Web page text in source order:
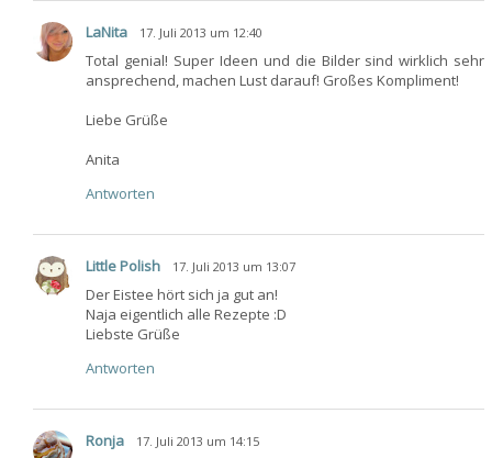
LaNita 17. Juli 2013 um 12:40
Total genial! Super Ideen und die Bilder sind wirklich sehr
ansprechend, machen Lust darauf! Großes Kompliment!
Liebe Grüße
Anita
Antworten
Little Polish 17. Juli 2013 um 13:07
Der Eistee hört sich ja gut an!
Naja eigentlich alle Rezepte :D
Liebste Grüße
Antworten
Ronja 17. Juli 2013 um 14:15